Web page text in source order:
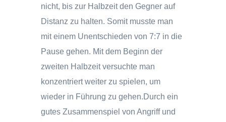
nicht, bis zur Halbzeit den Gegner auf
Distanz zu halten. Somit musste man
mit einem Unentschieden von 7:7 in die
Pause gehen. Mit dem Beginn der
zweiten Halbzeit versuchte man
konzentriert weiter zu spielen, um
wieder in Führung zu gehen.Durch ein
gutes Zusammenspiel von Angriff und